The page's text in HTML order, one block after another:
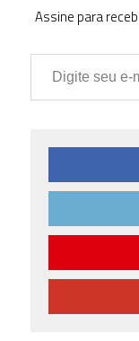
Assine para
Digite seu e-mail…